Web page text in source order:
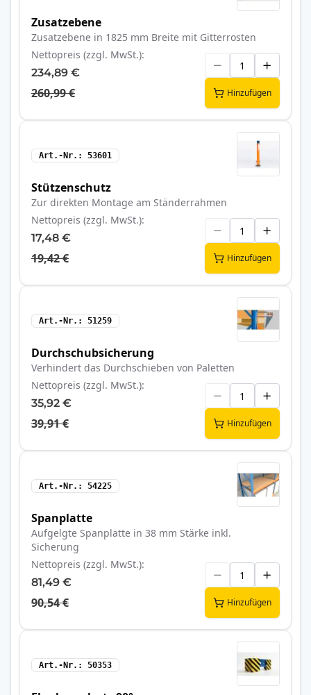
Zusatzebene
Zusatzebene in 1825 mm Breite mit Gitterrosten
Nettopreis (zzgl. MwSt.)
234,89 €
260,99 € Hinzufügen
Art.-Nr. 53601
Stützenschutz
Zur direkten Montage am Ständerrahmen
Nettopreis (zzgl. MwSt.)
17,48 €
19,42 € Hinzufügen
Art.-Nr. 51259
Durchschubsicherung
Verhindert das Durchschieben von Paletten
Nettopreis (zzgl. MwSt.)
35,92 €
39,91 € Hinzufügen
Art.-Nr. 54225
Spanplatte
Aufgelgte Spanplatte in 38 mm Stärke inkl.
Sicherung
Nettopreis (zzgl. MwSt.)
81,49 €
90,54 € Hinzufügen
Art.-Nr. 50353